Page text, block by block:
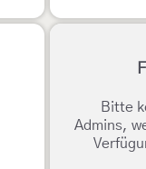
Bitte
Admins,